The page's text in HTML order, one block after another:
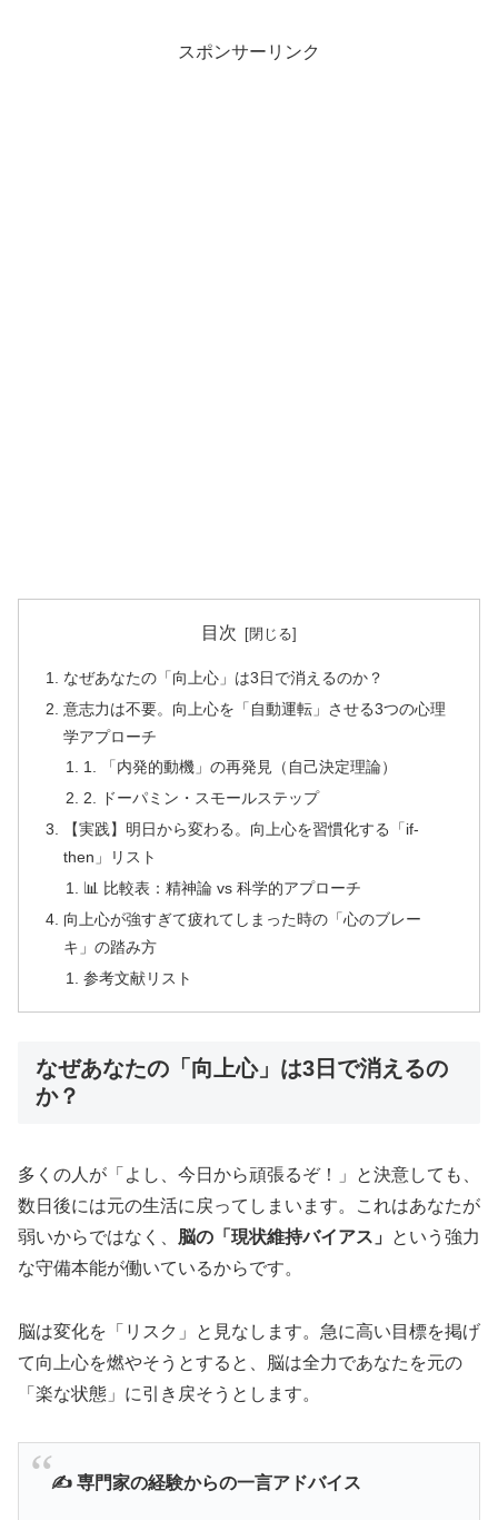
スポンサーリンク
目次
なぜあなたの「向上心」は3日で消えるのか？
意志力は不要。向上心を「自動運転」させる3つの心理
学アプローチ
1. 「内発的動機」の再発見（自己決定理論）
2. ドーパミン・スモールステップ
【実践】明日から変わる。向上心を習慣化する「if-
then」リスト
📊 比較表：精神論 vs 科学的アプローチ
向上心が強すぎて疲れてしまった時の「心のブレー
キ」の踏み方
参考文献リスト
なぜあなたの「向上心」は3日で消えるの
か？
多くの人が「よし、今日から頑張るぞ！」と決意しても、
数日後には元の生活に戻ってしまいます。これはあなたが
弱いからではなく、 脳の「現状維持バイアス」
という強力
な守備本能が働いているからです。
脳は変化を「リスク」と見なします。急に高い目標を掲げ
て向上心を燃やそうとすると、脳は全力であなたを元の
「楽な状態」に引き戻そうとします。
✍️ 専門家の経験からの一言アドバイス